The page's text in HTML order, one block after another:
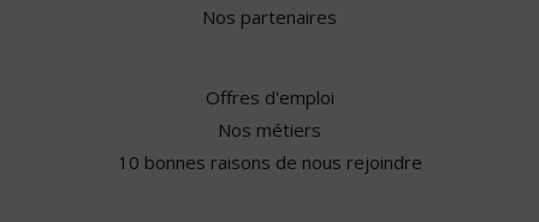
Nos partenaires
Offres d'emploi
Nos métiers
10 bonnes raisons de nous rejoindre